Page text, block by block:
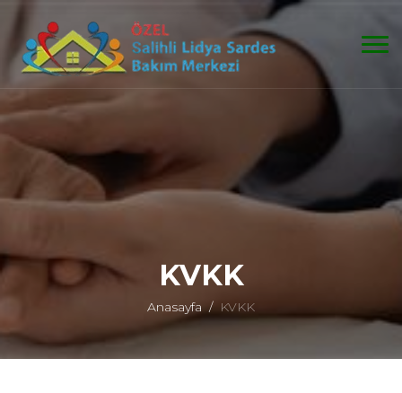
KVKK
Anasayfa KVKK